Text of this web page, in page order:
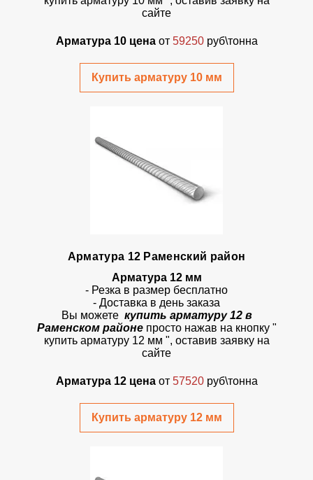
сайте
Арматура 10 цена от 59250 руб\тонна
Купить арматуру 10 мм
Арматура 12 Раменский район
Арматура 12 мм
- Резка в размер бесплатно
- Доставка в день заказа
Вы можете купить арматуру 12 в
Раменском районе просто нажав на кнопку"
купить арматуру 12 мм ", оставив заявку на
сайте
Арматура 12 цена от 57520 руб\тонна
Купить арматуру 12 мм